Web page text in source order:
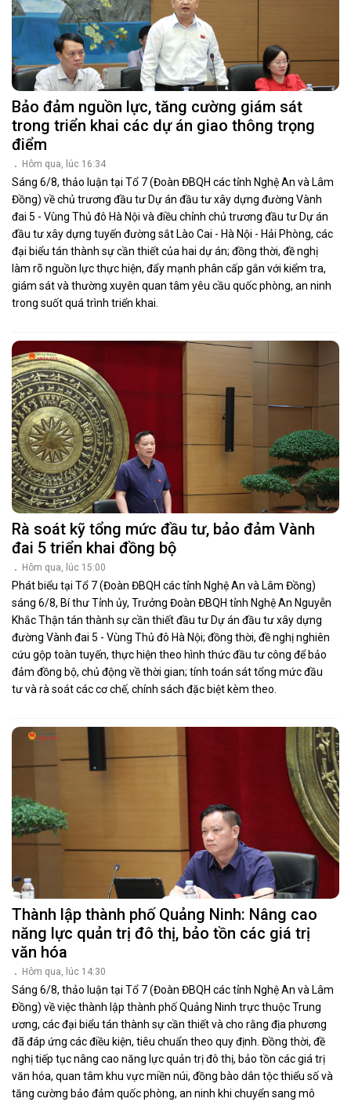
Bảo đảm nguồn lực, tăng cường giám sát
trong triển khai các dự án giao thông trọng
điểm
Hôm qua, lúc 16:34
Sáng 6/8, thảo luận tại Tổ 7 (Đoàn ĐBQH các tỉnh Nghệ An và Lâm
Đồng) về chủ trương đầu tư Dự án đầu tư xây dựng đường Vành
đai 5 - Vùng Thủ đô Hà Nội và điều chỉnh chủ trương đầu tư Dự án
đầu tư xây dựng tuyến đường sắt Lào Cai - Hà Nội - Hải Phòng, các
đại biểu tán thành sự cần thiết của hai dự án; đồng thời, đề nghị
làm rõ nguồn lực thực hiện, đẩy mạnh phân cấp gắn với kiểm tra,
giám sát và thường xuyên quan tâm yêu cầu quốc phòng, an ninh
trong suốt quá trình triển khai.
Rà soát kỹ tổng mức đầu tư, bảo đảm Vành
đai 5 triển khai đồng bộ
Hôm qua, lúc 15:00
Phát biểu tại Tổ 7 (Đoàn ĐBQH các tỉnh Nghệ An và Lâm Đồng)
sáng 6/8, Bí thư Tỉnh ủy, Trưởng Đoàn ĐBQH tỉnh Nghệ An Nguyễn
Khắc Thận tán thành sự cần thiết đầu tư Dự án đầu tư xây dựng
đường Vành đai 5 - Vùng Thủ đô Hà Nội; đồng thời, đề nghị nghiên
cứu gộp toàn tuyến, thực hiện theo hình thức đầu tư công để bảo
đảm đồng bộ, chủ động về thời gian; tính toán sát tổng mức đầu
tư và rà soát các cơ chế, chính sách đặc biệt kèm theo.
Thành lập thành phố Quảng Ninh: Nâng cao
năng lực quản trị đô thị, bảo tồn các giá trị
văn hóa
Hôm qua, lúc 14:30
Sáng 6/8, thảo luận tại Tổ 7 (Đoàn ĐBQH các tỉnh Nghệ An và Lâm
Đồng) về việc thành lập thành phố Quảng Ninh trực thuộc Trung
ương, các đại biểu tán thành sự cần thiết và cho rằng địa phương
đã đáp ứng các điều kiện, tiêu chuẩn theo quy định. Đồng thời, đề
nghị tiếp tục nâng cao năng lực quản trị đô thị, bảo tồn các giá trị
văn hóa, quan tâm khu vực miền núi, đồng bào dân tộc thiểu số và
tăng cường bảo đảm quốc phòng, an ninh khi chuyển sang mô